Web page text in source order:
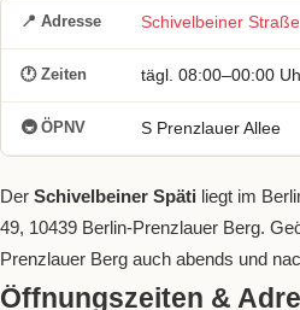
📍 Adresse Schivelbeiner
🕐 Zeiten tägl. 08:00–00:00
🚇 ÖPNV S Prenzlauer Allee
Der Schivelbeiner Späti liegt im
49, 10439 Berlin-Prenzlauer Berg.
Prenzlauer Berg auch abends und
Öffnungszeiten &